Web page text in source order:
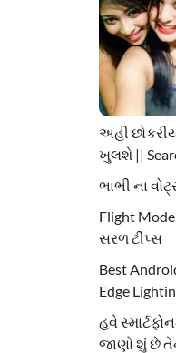
અહી
ખુલશે ||
ભાભી ના
Flight
સરળ ટીપ્સ
Best
Edge
હવે
જાણો શું છે